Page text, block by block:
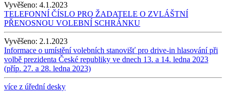
Vyvěšeno: 4.1.2023
TELEFONNÍ ČÍSLO PRO ŽADATELE O ZVLÁŠTNÍ
PŘENOSNOU VOLEBNÍ SCHRÁNKU
Vyvěšeno: 2.1.2023
Informace o umístění volebních stanovišť pro drive-in hlasování při
volbě prezidenta České republiky ve dnech 13. a 14. ledna 2023
(příp. 27. a 28. ledna 2023)
více z úřední desky